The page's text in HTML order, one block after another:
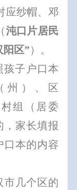
应纱帽、邓
（沌口片居民
阳区”）。
孩子户口本
州）、区
组（居委
，家长填报
口本的内容
市几个区的